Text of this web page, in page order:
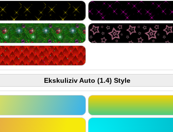
Ekskuliziv Auto (1.4) Style